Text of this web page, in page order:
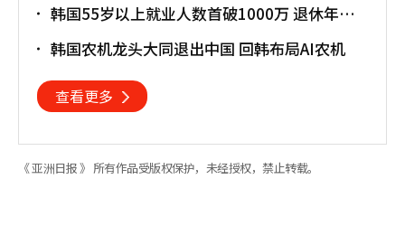
韩国55岁以上就业人数首破1000万 退休年龄
韩国农机龙头大同退出中国 回韩布局AI农机
查看更多
《 亚洲日报 》 所有作品受版权保护，未经授权，禁止转载。